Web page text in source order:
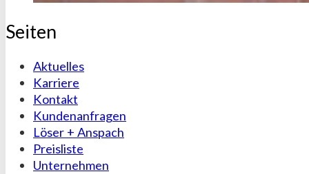
Seiten
Aktuelles
Karriere
Kontakt
Kundenanfragen
Löser + Anspach
Preisliste
Unternehmen